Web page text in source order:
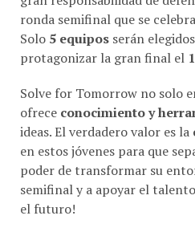
Solo5 equiposserán elegidos
protagonizar la gran final el
ofrececonocimiento y
ideas. El verdadero valor es la
en estos jóvenes para que
poder de transformar su
semifinal y a apoyar el
el futuro!